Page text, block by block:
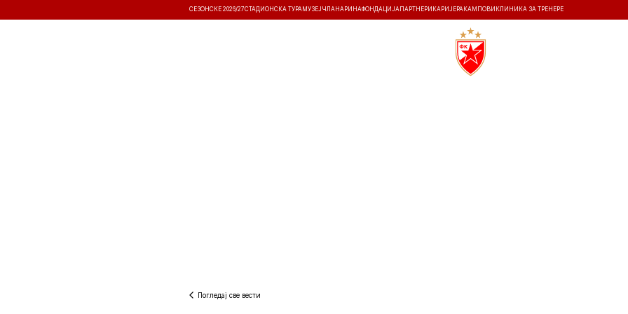
СЕЗОНСКЕ 2026/27СТАДИОНСКА ТУРА МУЗЕЈ ЧЛАНАРИНАФОНДАЦИЈА ПАРТНЕРИ КАРИЈЕРА КАМПОВИ КЛИНИКА ЗА ТРЕНЕРЕ
Погледај све вести